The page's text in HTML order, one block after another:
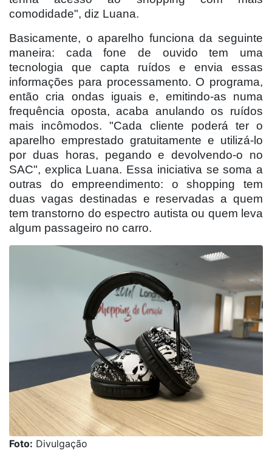
comodidade", diz Luana.
Basicamente, o aparelho funciona da seguinte
maneira: cada fone de ouvido tem uma
tecnologia que capta ruídos e envia essas
informações para processamento. O programa,
então cria ondas iguais e, emitindo-as numa
frequência oposta, acaba anulando os ruídos
mais incômodos. "Cada cliente poderá ter o
aparelho emprestado gratuitamente e utilizá-lo
por duas horas, pegando e devolvendo-o no
SAC", explica Luana. Essa iniciativa se soma a
outras do empreendimento: o shopping tem
duas vagas destinadas e reservadas a quem
tem transtorno do espectro autista ou quem leva
algum passageiro no carro.
Foto: Divulgação